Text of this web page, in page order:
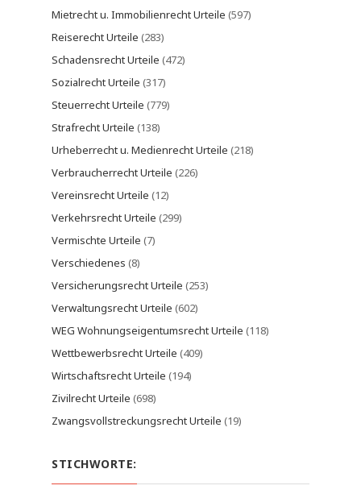
Mietrecht u. Immobilienrecht Urteile (597)
Reiserecht Urteile (283)
Schadensrecht Urteile (472)
Sozialrecht Urteile (317)
Steuerrecht Urteile (779)
Strafrecht Urteile (138)
Urheberrecht u. Medienrecht Urteile (218)
Verbraucherrecht Urteile (226)
Vereinsrecht Urteile (12)
Verkehrsrecht Urteile (299)
Vermischte Urteile (7)
Verschiedenes (8)
Versicherungsrecht Urteile (253)
Verwaltungsrecht Urteile (602)
WEG Wohnungseigentumsrecht Urteile (118)
Wettbewerbsrecht Urteile (409)
Wirtschaftsrecht Urteile (194)
Zivilrecht Urteile (698)
Zwangsvollstreckungsrecht Urteile (19)
STICHWORTE: